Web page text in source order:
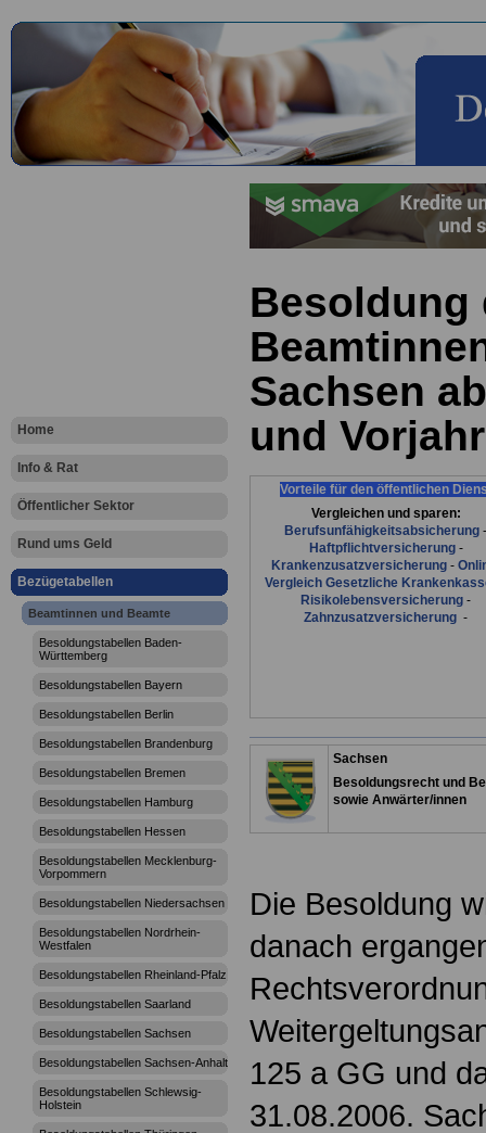
Home
Info & Rat
Öffentlicher Sektor
Rund ums Geld
Bezügetabellen
Beamtinnen und Beamte
Besoldungstabellen Baden-
Württemberg
Besoldungstabellen Bayern
Besoldungstabellen Berlin
Besoldungstabellen Brandenburg
Besoldungstabellen Bremen
Besoldungstabellen Hamburg
Besoldungstabellen Hessen
Besoldungstabellen Mecklenburg-
Vorpommern
Besoldungstabellen Niedersachsen
Besoldungstabellen Nordrhein-
Westfalen
Besoldungstabellen Rheinland-Pfalz
Besoldungstabellen Saarland
Besoldungstabellen Sachsen
Besoldungstabellen Sachsen-Anhalt
Besoldungstabellen Schlewsig-
Holstein
Besoldung
Sachsen
und
Vorteile für den öffentlichen
Vergleichen und sparen:
Berufsunfähigkeitsabsicherung -
Haftpflichtversicherung-
Krankenzusatzversicherung-
Vergleich Gesetzliche
Risikolebensversicherung -
Zahnzusatzversicherung -
Sachsen
Besoldungsrecht und
sowie Anwärter/innen
Die Besoldung
danach
125 a GG und
31.08.2006.